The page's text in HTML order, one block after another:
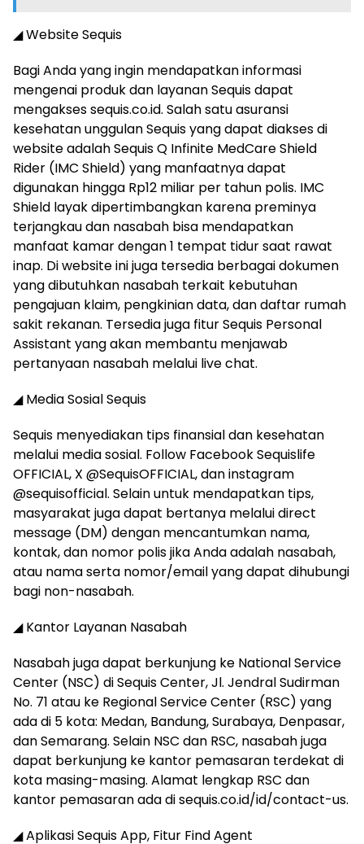
◢ Website Sequis
Bagi Anda yang ingin mendapatkan informasi
mengenai produk dan layanan Sequis dapat
mengakses sequis.co.id. Salah satu asuransi
kesehatan unggulan Sequis yang dapat diakses di
website adalah Sequis Q Infinite MedCare Shield
Rider (IMC Shield) yang manfaatnya dapat
digunakan hingga Rp12 miliar per tahun polis. IMC
Shield layak dipertimbangkan karena preminya
terjangkau dan nasabah bisa mendapatkan
manfaat kamar dengan 1 tempat tidur saat rawat
inap. Di website ini juga tersedia berbagai dokumen
yang dibutuhkan nasabah terkait kebutuhan
pengajuan klaim, pengkinian data, dan daftar rumah
sakit rekanan. Tersedia juga fitur Sequis Personal
Assistant yang akan membantu menjawab
pertanyaan nasabah melalui live chat.
◢ Media Sosial Sequis
Sequis menyediakan tips finansial dan kesehatan
melalui media sosial. Follow Facebook Sequislife
OFFICIAL, X @SequisOFFICIAL, dan instagram
@sequisofficial. Selain untuk mendapatkan tips,
masyarakat juga dapat bertanya melalui direct
message (DM) dengan mencantumkan nama,
kontak, dan nomor polis jika Anda adalah nasabah,
atau nama serta nomor/email yang dapat dihubungi
bagi non-nasabah.
◢ Kantor Layanan Nasabah
Nasabah juga dapat berkunjung ke National Service
Center (NSC) di Sequis Center, Jl. Jendral Sudirman
No. 71 atau ke Regional Service Center (RSC) yang
ada di 5 kota: Medan, Bandung, Surabaya, Denpasar,
dan Semarang. Selain NSC dan RSC, nasabah juga
dapat berkunjung ke kantor pemasaran terdekat di
kota masing-masing. Alamat lengkap RSC dan
kantor pemasaran ada di sequis.co.id/id/contact-us.
◢ Aplikasi Sequis App, Fitur Find Agent